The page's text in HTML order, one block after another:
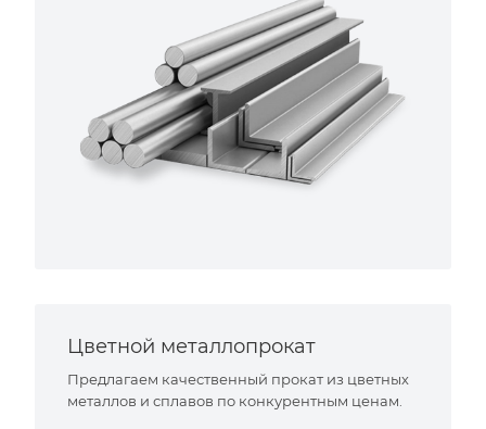
Цветной металлопрокат
Предлагаем качественный прокат из цветных
металлов и сплавов по конкурентным ценам.